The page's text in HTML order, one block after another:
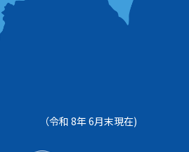
（令和 8年 6月末現在)